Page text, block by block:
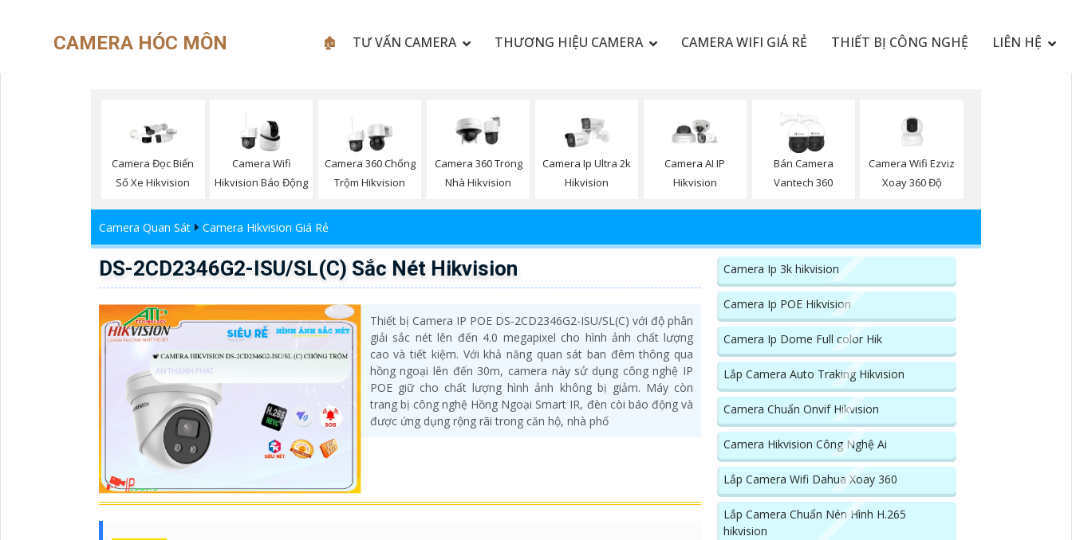
CAMERA HÓC MÔN 🏚 TƯ VẤN CAMERA THƯƠNG HIỆU CAMERA CAMERA WIFI GIÁ RẺ THIẾT BỊ CÔNG NGHỆ LIÊN HỆ
Camera Đọc Biển
Số Xe Hikvision
Camera Wifi
Hikvision Báo Động
Camera 360 Chống
Trộm Hikvision
Camera 360 Trong
Nhà Hikvision
Camera Ip Ultra 2k
Hikvision
Camera AI IP
Hikvision
Bán Camera
Vantech 360
Camera Wifi Ezviz
Xoay 360 Độ
Camera Quan Sát Camera Hikvision Giá Rẻ
DS-2CD2346G2-ISU/SL(C) Sắc Nét Hikvision
Thiết bị Camera IP POE DS-2CD2346G2-ISU/SL(C) với độ phân
giải sắc nét lên đến 4.0 megapixel cho hình ảnh chất lượng
cao và tiết kiệm. Với khả năng quan sát ban đêm thông qua
hồng ngoại lên đến 30m, camera này sử dụng công nghệ IP
POE giữ cho chất lượng hình ảnh không bị giảm. Máy còn
trang bị công nghệ Hồng Ngoại Smart IR, đèn còi báo động và
được ứng dụng rộng rãi trong căn hộ, nhà phố
Camera Ip 3k hikvision
Camera Ip POE Hikvision
Camera Ip Dome Full color Hik
Lắp Camera Auto Traking Hikvision
Camera Chuẩn Onvif Hikvision
Camera Hikvision Công Nghệ Ai
Lắp Camera Wifi Dahua Xoay 360
Lắp Camera Chuẩn Nén Hình H.265
hikvision